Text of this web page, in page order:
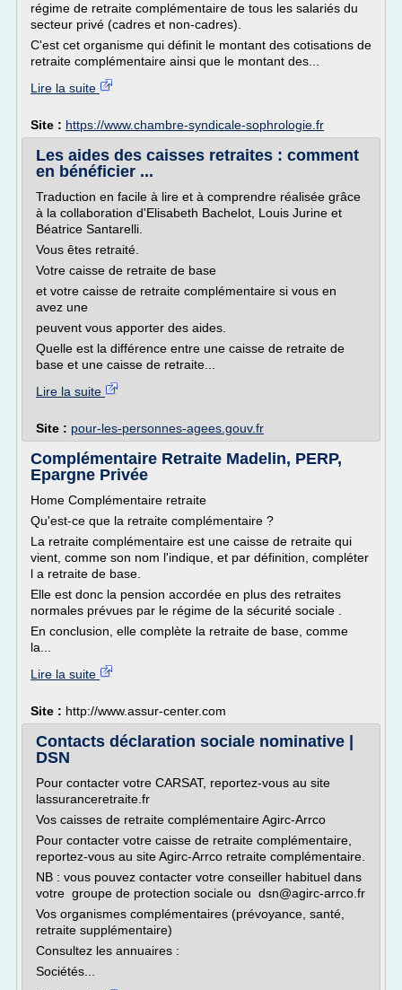
régime de retraite complémentaire de tous les salariés du
secteur privé (cadres et non-cadres).
C'est cet organisme qui définit le montant des cotisations de
retraite complémentaire ainsi que le montant des...
Lire la suite
Site : https://www.chambre-syndicale-sophrologie.fr
Les aides des caisses retraites : comment
en bénéficier ...
Traduction en facile à lire et à comprendre réalisée grâce
à la collaboration d'Elisabeth Bachelot, Louis Jurine et
Béatrice Santarelli.
Vous êtes retraité.
Votre caisse de retraite de base
et votre caisse de retraite complémentaire si vous en
avez une
peuvent vous apporter des aides.
Quelle est la différence entre une caisse de retraite de
base et une caisse de retraite...
Lire la suite
Site : pour-les-personnes-agees.gouv.fr
Complémentaire Retraite Madelin, PERP,
Epargne Privée
Home Complémentaire retraite
Qu'est-ce que la retraite complémentaire ?
La retraite complémentaire est une caisse de retraite qui
vient, comme son nom l'indique, et par définition, compléter
l a retraite de base.
Elle est donc la pension accordée en plus des retraites
normales prévues par le régime de la sécurité sociale .
En conclusion, elle complète la retraite de base, comme
la...
Lire la suite
Site : http://www.assur-center.com
Contacts déclaration sociale nominative |
DSN
Pour contacter votre CARSAT, reportez-vous au site
lassuranceretraite.fr
Vos caisses de retraite complémentaire Agirc-Arrco
Pour contacter votre caisse de retraite complémentaire,
reportez-vous au site Agirc-Arrco retraite complémentaire.
NB : vous pouvez contacter votre conseiller habituel dans
votre groupe de protection sociale ou dsn@agirc-arrco.fr
Vos organismes complémentaires (prévoyance, santé,
retraite supplémentaire)
Consultez les annuaires :
Sociétés...